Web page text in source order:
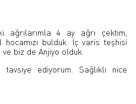
ağrılarımla 4 ay ağrı çektim,
hocamızı bulduk. İç varis teşhisi
biz de Anjiyo olduk.
ediyorum. Sağlıklı nice